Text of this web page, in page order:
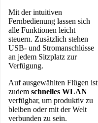
Mit der intuitiven
Fernbedienung lassen sich
alle Funktionen leicht
steuern. Zusätzlich stehen
USB- und Stromanschlüsse
an jedem Sitzplatz zur
Verfügung.
Auf ausgewählten Flügen ist
zudem schnelles WLAN
verfügbar, um produktiv zu
bleiben oder mit der Welt
verbunden zu sein.